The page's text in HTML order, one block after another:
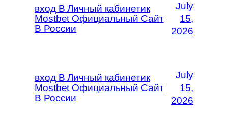
вход В Личный кабинетик
Mostbet Официальный Сайт
В России
July
15,
2026
вход В Личный кабинетик
Mostbet Официальный Сайт
В России
July
15,
2026